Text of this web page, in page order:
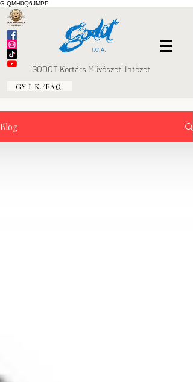
G-QMH0Q6JMPP
GODOT Kortárs Művészeti Intézet
GY.I.K./FAQ
Blog